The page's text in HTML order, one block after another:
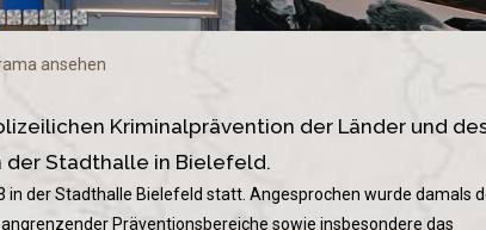
ansehen
Kriminalprävention der Länder und
der Stadthalle in Bielefeld.
in der Stadthalle Bielefeld statt. Angesprochen wurde damals
Präventionsbereiche sowie insbesondere das